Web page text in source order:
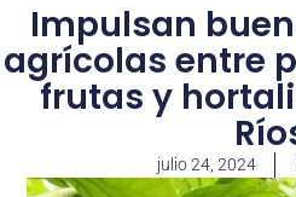
Impulsan
agrícolas entre
frutas y
julio 24, 2024